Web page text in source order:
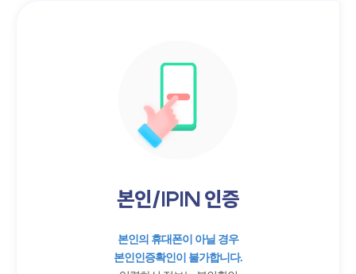
본인/IPIN 인증
본인의 휴대폰이 아닐 경우
본인인증확인이 불가합니다.